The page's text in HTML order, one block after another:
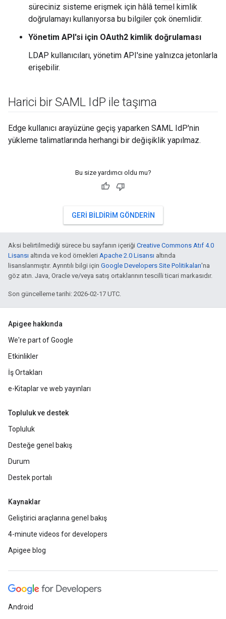
süreciniz sisteme erişmek için hâlâ temel kimlik
doğrulamayı kullanıyorsa bu bilgiler çok önemlidir.
Yönetim API'si için OAuth2 kimlik doğrulaması
LDAP kullanıcıları, yönetim API'sine yalnızca jetonlarla
erişebilir.
Harici bir SAML IdP ile taşıma
Edge kullanıcı arayüzüne geçiş yaparken SAML IdP'nin
yükleme talimatlarında herhangi bir değişiklik yapılmaz.
Bu size yardımcı oldu mu?
GERI BILDIRIM GÖNDERIN
Aksi belirtilmediği sürece bu sayfanın içeriği Creative Commons Atıf 4.0
Lisansı altında ve kod örnekleri Apache 2.0 Lisansı altında
lisanslanmıştır. Ayrıntılı bilgi için Google Developers Site Politikaları'na
göz atın. Java, Oracle ve/veya satış ortaklarının tescilli ticari markasıdır.
Son güncelleme tarihi: 2026-02-17 UTC.
Apigee hakkında
We're part of Google
Etkinlikler
İş Ortakları
e-Kitaplar ve web yayınları
Topluluk ve destek
Topluluk
Desteğe genel bakış
Durum
Destek portalı
Kaynaklar
Geliştirici araçlarına genel bakış
4-minute videos for developers
Apigee blog
Android